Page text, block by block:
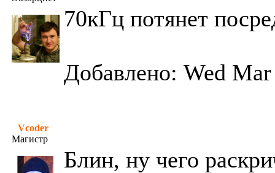
70кГц потянет
Добавлено: Wed
Vcoder
Магистр
Блин, ну чего